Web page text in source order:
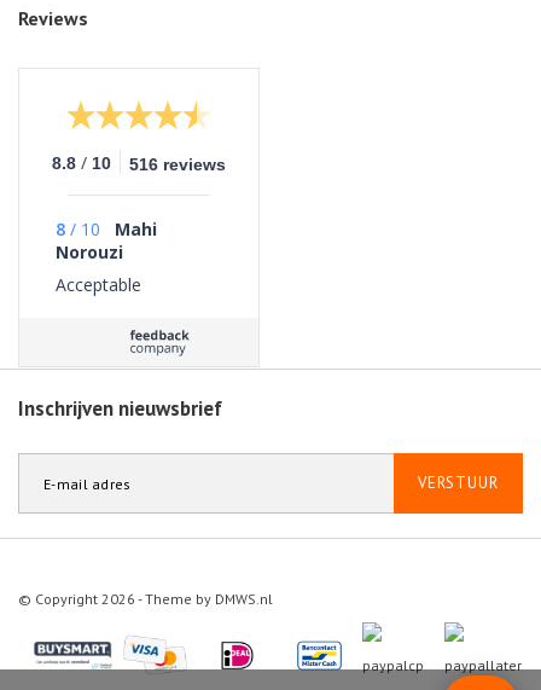
Reviews
8.8 / 10 516 reviews
8 / 10
Mahi
Norouzi
Acceptable
Inschrijven nieuwsbrief
VERSTUUR
© Copyright 2026 - Theme by DMWS.nl